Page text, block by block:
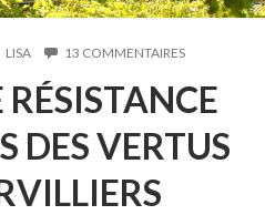
LISA 13 COMMENTAIRESSUR
DE
RÉSISTANCE
DES
JARDINS
RÉSISTANCE
DES VERTUS